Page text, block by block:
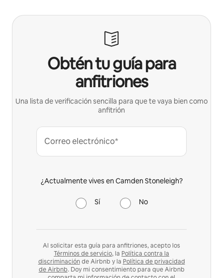
Obtén tu guía para
anfitriones
Una lista de verificación sencilla para que te vaya bien como
anfitrión
Correo electrónico*
¿Actualmente vives en Camden Stoneleigh?
Sí No
Al solicitar esta guía para anfitriones, acepto los
Términos de servicio, la Política contra la
discriminación de Airbnb y la Política de privacidad
de Airbnb. Doy mi consentimiento para que Airbnb